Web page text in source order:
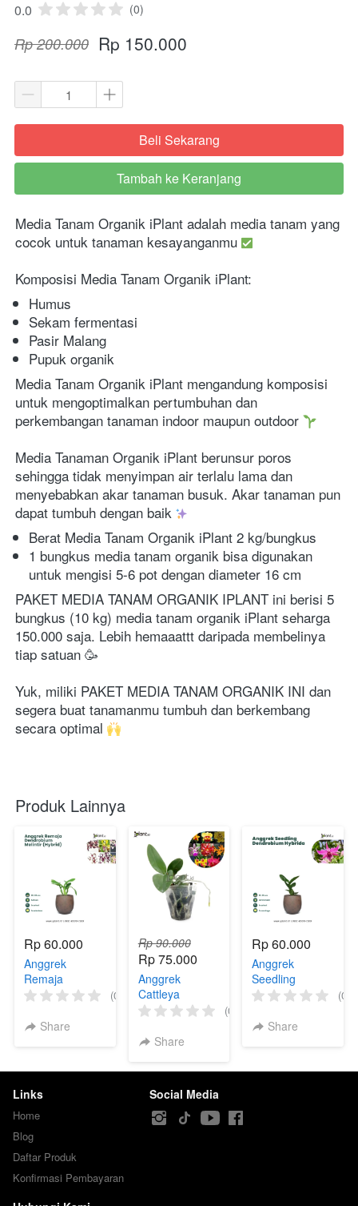
0.0 (0)
Rp 200.000 Rp 150.000
`Beli Sekarang
`
Tambah ke Keranjang
Media Tanam Organik iPlant adalah media tanam yang
cocok untuk tanaman kesayanganmu
Komposisi Media Tanam Organik iPlant:
Humus
Sekam fermentasi
Pasir Malang
Pupuk organik
Media Tanam Organik iPlant mengandung komposisi
untuk mengoptimalkan pertumbuhan dan
perkembangan tanaman indoor maupun outdoor
Media Tanaman Organik iPlant berunsur poros
sehingga tidak menyimpan air terlalu lama dan
menyebabkan akar tanaman busuk. Akar tanaman pun
dapat tumbuh dengan baik
Berat Media Tanam Organik iPlant 2 kg/bungkus
1 bungkus media tanam organik bisa digunakan
untuk mengisi 5-6 pot dengan diameter 16 cm
PAKET MEDIA TANAM ORGANIK IPLANT ini berisi 5
bungkus (10 kg) media tanam organik iPlant seharga
150.000 saja. Lebih hemaaattt daripada membelinya
tiap satuan 🥳
Yuk, miliki PAKET MEDIA TANAM ORGANIK INI dan
segera buat tanamanmu tumbuh dan berkembang
secara optimal
Produk Lainnya
Rp 60.000
Anggrek
Remaja
Dendrobium
(0)
Share
Rp 90.000
Rp 75.000
Anggrek
Cattleya
Hybrida Remaja
(0)
Share
Rp 60.000
Anggrek
Seedling
Dendrobium
(0)
Share
Links
Home
Blog
Daftar Produk
Konfirmasi Pembayaran
Social Media